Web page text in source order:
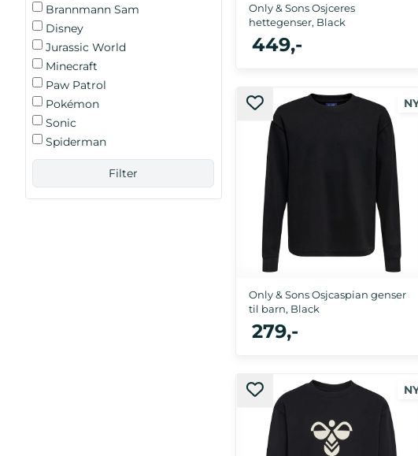
Brannmann Sam
Disney
Jurassic World
Minecraft
Paw Patrol
Pokémon
Sonic
Spiderman
Only & Sons Osjceres
hettegenser, Black
110/116, 122/128, 134/140, 146/152, 158/164
449,-
Only & Sons Osjcaspian genser
til barn, Black
110/116, 122/128, 134/140, 146/152, 158/164
279,-